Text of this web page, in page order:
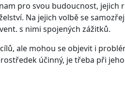
pro svou budoucnost, jejich
Na jejich volbě se
s nimi spojených zážitků.
ale mohou se objevit i
účinný, je třeba při